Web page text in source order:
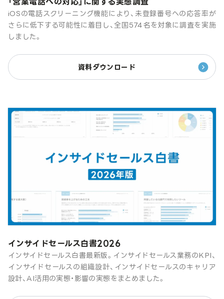
iOSの電話スクリーニング機能により、未登録番号への応答率が
さらに低下する可能性に着目し、全国574名を対象に調査を実施
しました。
資料ダウンロード
インサイドセールス白書2026
インサイドセールス白書最新版。インサイドセールス業務のKPI、
インサイドセールスの組織設計、インサイドセールスのキャリア
設計、AI活用の実態・影響の実態をまとめました。